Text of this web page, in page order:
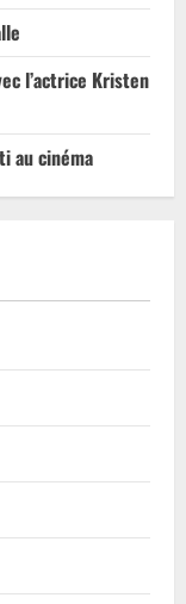
l’actrice Kristen
au cinéma